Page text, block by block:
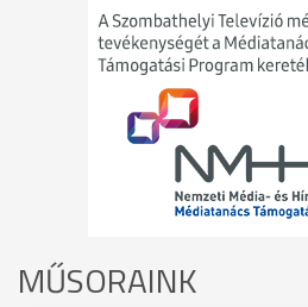
MŰSORAINK